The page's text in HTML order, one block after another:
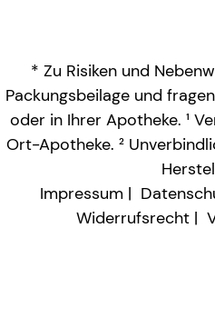
* Zu Risiken und
Packungsbeilage und
oder in Ihrer Apotheke. ¹
Ort-Apotheke. ²
Impressum
Widerrufsrecht